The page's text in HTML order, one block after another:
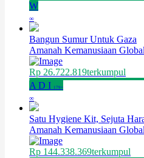
W
∞
Bangun Sumur Untuk Gaza
Amanah Kemanusiaan Global
Rp 26.722.819terkumpul
A D I 179+
∞
Satu Hygiene Kit, Sejuta
Amanah Kemanusiaan Global
Rp 144.338.369terkumpul